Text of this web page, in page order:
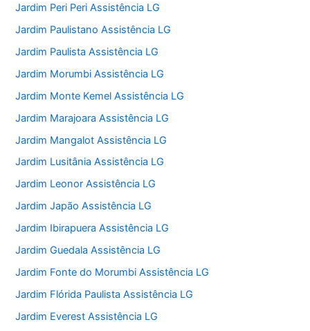
Jardim Peri Peri Assistência LG
Jardim Paulistano Assistência LG
Jardim Paulista Assistência LG
Jardim Morumbi Assistência LG
Jardim Monte Kemel Assistência LG
Jardim Marajoara Assistência LG
Jardim Mangalot Assistência LG
Jardim Lusitânia Assistência LG
Jardim Leonor Assistência LG
Jardim Japão Assistência LG
Jardim Ibirapuera Assistência LG
Jardim Guedala Assistência LG
Jardim Fonte do Morumbi Assistência LG
Jardim Flórida Paulista Assistência LG
Jardim Everest Assistência LG